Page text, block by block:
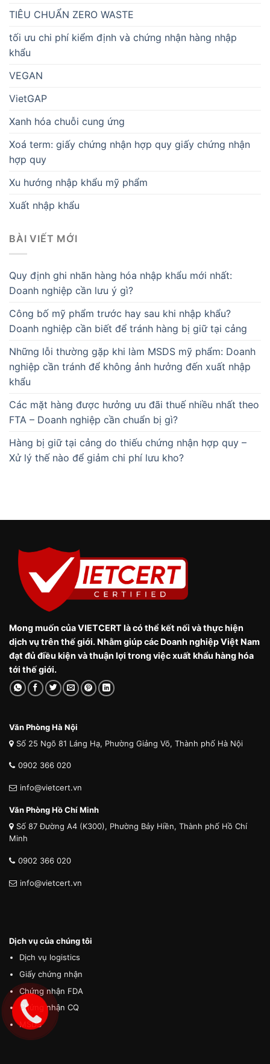
TIÊU CHUẨN ZERO WASTE
tối ưu chi phí kiểm định và chứng nhận hàng nhập
khẩu
VEGAN
VietGAP
Xanh hóa chuỗi cung ứng
Xoá term: giấy chứng nhận hợp quy giấy chứng nhận
hợp quy
Xu hướng nhập khẩu mỹ phẩm
Xuất nhập khẩu
BÀI VIẾT MỚI
Quy định ghi nhãn hàng hóa nhập khẩu mới nhất:
Doanh nghiệp cần lưu ý gì?
Công bố mỹ phẩm trước hay sau khi nhập khẩu?
Doanh nghiệp cần biết để tránh hàng bị giữ tại cảng
Những lỗi thường gặp khi làm MSDS mỹ phẩm: Doanh
nghiệp cần tránh để không ảnh hưởng đến xuất nhập
khẩu
Các mặt hàng được hưởng ưu đãi thuế nhiều nhất theo
FTA – Doanh nghiệp cần chuẩn bị gì?
Hàng bị giữ tại cảng do thiếu chứng nhận hợp quy –
Xử lý thế nào để giảm chi phí lưu kho?
Mong muốn của VIETCERT là có thể kết nối và thực hiện
dịch vụ trên thế giới. Nhằm giúp các Doanh nghiệp Việt Nam
đạt đủ điều kiện và thuận lợi trong việc xuất khẩu hàng hóa
tới thế giới.
Văn Phòng Hà Nội
Số 25 Ngõ 81 Láng Hạ, Phường Giảng Võ, Thành phố Hà Nội
0902 366 020
info@vietcert.vn
Văn Phòng Hồ Chí Minh
Số 87 Đường A4 (K300), Phường Bảy Hiền, Thành phố Hồ Chí
Minh
0902 366 020
info@vietcert.vn
Dịch vụ của chúng tôi
Dịch vụ logistics
Giấy chứng nhận
Chứng nhận FDA
Chứng nhận CQ
MSDS